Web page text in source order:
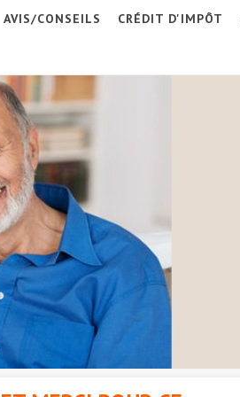
AVIS/CONSEILS CRÉDIT D'IMPÔT